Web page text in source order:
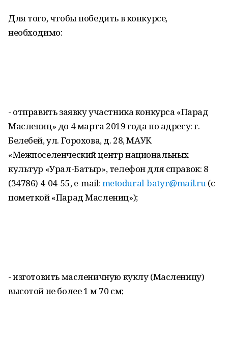
Для того, чтобы победить в конкурсе,
необходимо:
- отправить заявку участника конкурса «Парад
Маслениц» до 4 марта 2019 года по адресу: г.
Белебей, ул. Горохова, д. 28, МАУК
«Межпоселенческий центр национальных
культур «Урал-Батыр», телефон для справок: 8
(34786) 4-04-55, e-mail: metodural-batyr@mail.ru(с
пометкой «Парад Маслениц»);
- изготовить масленичную куклу (Масленицу)
высотой не более 1 м 70 см;